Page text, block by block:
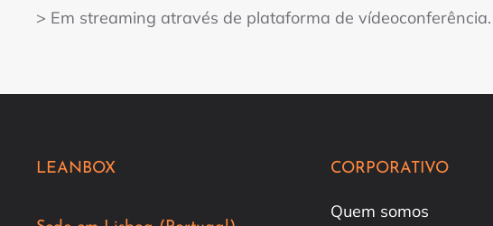
> Em streaming através de plataforma de vídeoconferência.
LEANBOX CORPORATIVO
Quem somos